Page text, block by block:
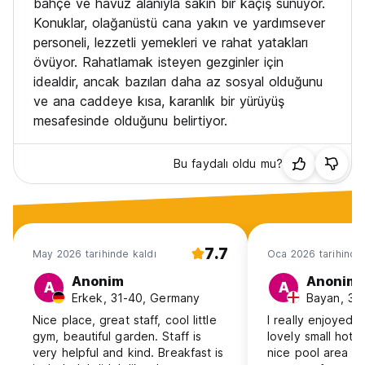
- Çıkış: 11:00 (geç çıkış ücreti saat başına 50.000 COP'dir)
- Kahvaltı: 7-10:00
- Vejetaryen Restoranı: 11:00-21:00
- Happy hour 2x1 kokteyller: 16:00-18:00
- Her gün saat 08.30'da yoga dersleri
- Masajlar ve daha fazlası için tesis bünyesindeki Colibry
- Tesis bünyesinde orman spor salonu
- Okuma saatleri ve çalışma için kütüphane mevcut
- 2 adet ücretsiz bisiklet mevcuttur
- çamaşırhane hizmeti
- Havuz her gün saat 22:00'ye kadar açıktır
Köpek barınağı Palomino ile size sörf gibi aktiviteler ve
tubing veya köpek gezdirme turları gibi turlar hakkında daha
fazla bilgi göndermekten mutluluk duyacağız.
Casa del Pavo Gerçek Ekibiniz (Auto-translated from original
bahçe ve havuz alanıyla sakin bir kaçış sunuyor.
Konuklar, olağanüstü cana yakın ve yardımsever
personeli, lezzetli yemekleri ve rahat yatakları
övüyor. Rahatlamak isteyen gezginler için
idealdir, ancak bazıları daha az sosyal olduğunu
ve ana caddeye kısa, karanlık bir yürüyüş
mesafesinde olduğunu belirtiyor.
Bu faydalı oldu mu?
May 2026 tarihinde kaldı 7.7
A Anonim
Erkek, 31-40, Germany
Nice place, great staff, cool little
gym, beautiful garden. Staff is
very helpful and kind. Breakfast is
Oca 2026 tarihinde
A Anonim
Bayan,
I really enjoyed
lovely small
nice pool area